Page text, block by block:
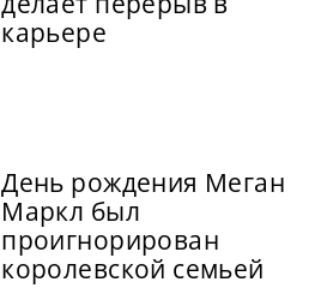
карьере
День рождения Меган
Маркл был
проигнорирован
королевской семьей